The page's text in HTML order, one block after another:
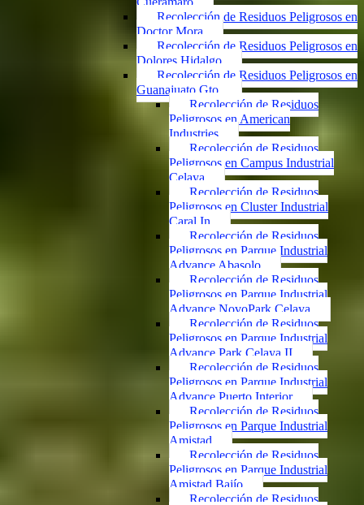
Recolección de Residuos Peligrosos en
Doctor Mora
Recolección de Residuos Peligrosos en
Dolores Hidalgo
Recolección de Residuos Peligrosos en
Guanajuato Gto.
Recolección de Residuos
Peligrosos en American
Industries
Recolección de Residuos
Peligrosos en Campus Industrial
Celaya
Recolección de Residuos
Peligrosos en Cluster Industrial
Caral In
Recolección de Residuos
Peligrosos en Parque Industrial
Advance Abasolo
Recolección de Residuos
Peligrosos en Parque Industrial
Advance NovoPark Celaya
Recolección de Residuos
Peligrosos en Parque Industrial
Advance Park Celaya II
Recolección de Residuos
Peligrosos en Parque Industrial
Advance Puerto Interior
Recolección de Residuos
Peligrosos en Parque Industrial
Amistad
Recolección de Residuos
Peligrosos en Parque Industrial
Amistad Bajío
Recolección de Residuos